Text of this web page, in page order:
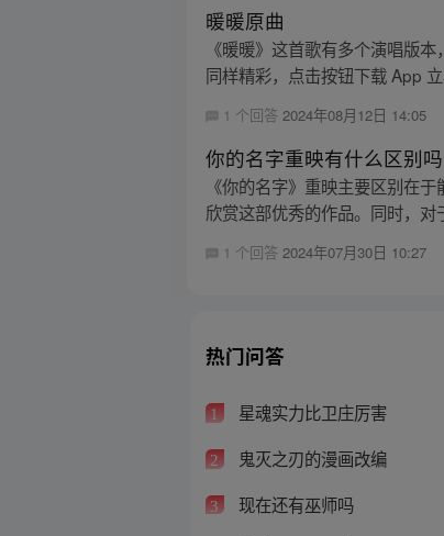
暖暖原曲
《暖暖》这首歌有多个演唱版
同样精彩，点击按钮下载 App 立
1 个回答 2024年08月12日 14:05
你的名字重映有什么区别吗
《你的名字》重映主要区别在
欣赏这部优秀的作品。同时，
1 个回答2024年07月30日 10:27
热门问答
1 星魂实力比卫庄厉害
2 鬼灭之刃的漫画改编
3 现在还有巫师吗